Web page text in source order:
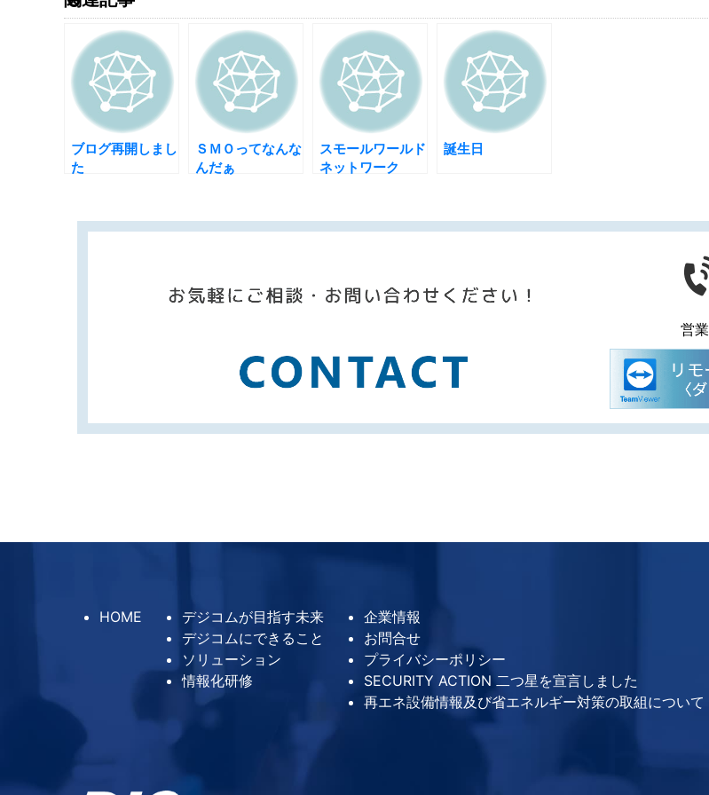
ブログ再開しまし
た
ＳＭＯってなんな
んだぁ
スモールワールド
ネットワーク
誕生日
営
HOME
デジコムが目指す未来
デジコムにできること
ソリューション
情報化研修
企業情報
お問合せ
プライバシーポリシー
SECURITY ACTION 二つ星を宣言しました
再エネ設備情報及び省エネルギー対策の取組について